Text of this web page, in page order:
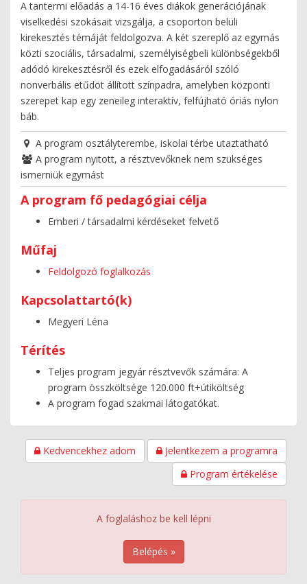
A tantermi előadás a 14-16 éves diákok generációjának
viselkedési szokásait vizsgálja, a csoporton belüli
kirekesztés témáját feldolgozva. A két szereplő az egymás
közti szociális, társadalmi, személyiségbeli különbségekből
adódó kirekesztésről és ezek elfogadásáról szóló
nonverbális etűdöt állított színpadra, amelyben központi
szerepet kap egy zeneileg interaktív, felfújható óriás nylon
báb.
A program osztályterembe, iskolai térbe utaztatható
A program nyitott, a résztvevőknek nem szükséges
ismerniük egymást
A program fő pedagógiai célja
Emberi / társadalmi kérdéseket felvető
Műfaj
Feldolgozó foglalkozás
Kapcsolattartó(k)
Megyeri Léna
Térítés
Teljes program jegyár résztvevők számára: A
program összköltsége 120.000 ft+útiköltség
A program fogad szakmai látogatókat.
Kedvencekhez adom
Jelentkezem a programra
Program értékelése
A foglaláshoz be kell lépni
Belépés »